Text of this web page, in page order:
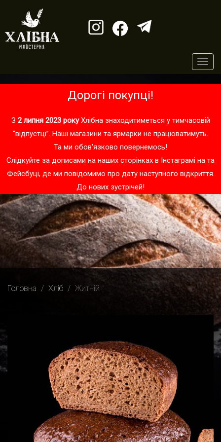
Дорогі покупці!
З 2 липня 2023 рокуХлібна знаходитиметься у тимчасовій
“відпустці”. Наші магазини та ярмарки не працюватимуть.
Та ми обов'язково повернемось!
Слідкуйте за дописами на наших сторінках в Інстаграмі на та
Фейсбуці, де ми повідомимо про дату наступного відкриття.
До нових зустрічей!
Головна Хліб Житній